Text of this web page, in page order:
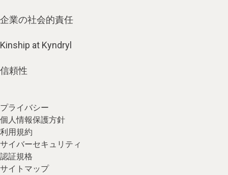
企業の社会的責任
Kinship at Kyndryl
信頼性
プライバシー
個人情報保護方針
利用規約
サイバーセキュリティ
認証規格
サイトマップ